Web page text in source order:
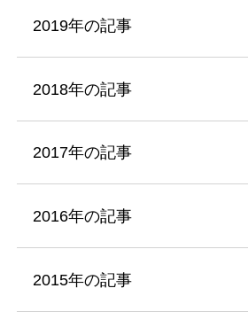
2019年の記事
2018年の記事
2017年の記事
2016年の記事
2015年の記事